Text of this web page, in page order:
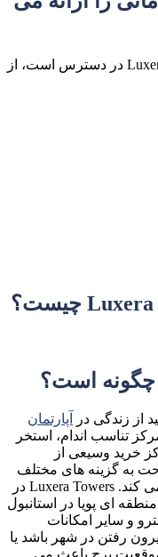
طیف گسترده ای از خدمات در Luxera Towers در دسترس است، از
آپارتمان
تناسب اندام، استخر
خرید وسیعی از
به گزینه های مختلف
خرید و غذاخوری را برای ساکنان فراهم می کند. Luxera Towers در
ای پویا در استانبول
و سایر امکانات
رفتن در شهر باشد یا